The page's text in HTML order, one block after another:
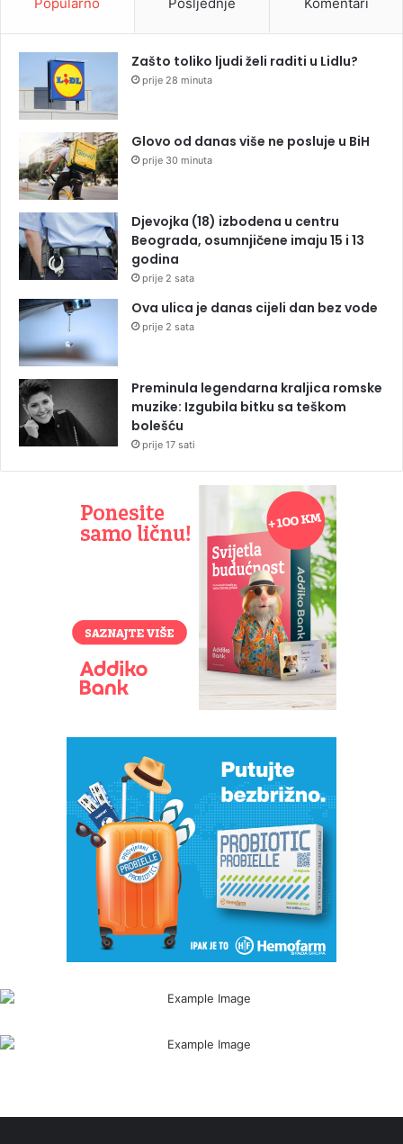
Zašto toliko ljudi želi raditi u Lidlu?
prije 28 minuta
Glovo od danas više ne posluje u BiH
prije 30 minuta
Djevojka (18) izbodena u centru
Beograda, osumnjičene imaju 15 i 13
godina
prije 2 sata
Ova ulica je danas cijeli dan bez vode
prije 2 sata
Preminula legendarna kraljica romske
muzike: Izgubila bitku sa teškom
bolešću
prije 17 sati